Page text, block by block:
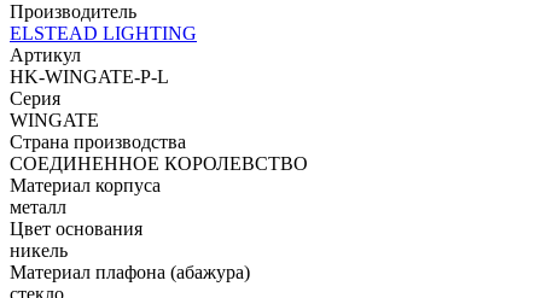
Производитель
ELSTEAD LIGHTING
Артикул
HK-WINGATE-P-L
Серия
WINGATE
Страна производства
СОЕДИНЕННОЕ КОРОЛЕВСТВО
Материал корпуса
металл
Цвет основания
никель
Материал плафона (абажура)